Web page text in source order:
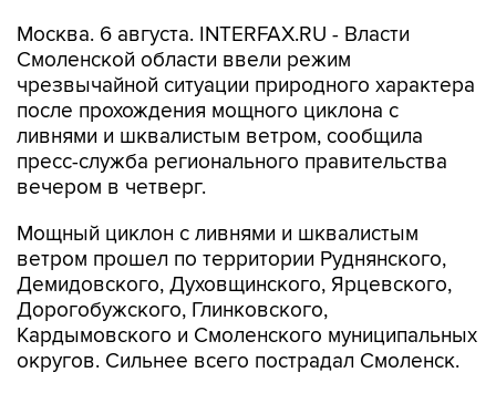
Москва. 6 августа. INTERFAX.RU - Власти
Смоленской области ввели режим
чрезвычайной ситуации природного характера
после прохождения мощного циклона с
ливнями и шквалистым ветром, сообщила
пресс-служба регионального правительства
вечером в четверг.
Мощный циклон с ливнями и шквалистым
ветром прошел по территории Руднянского,
Демидовского, Духовщинского, Ярцевского,
Дорогобужского, Глинковского,
Кардымовского и Смоленского муниципальных
округов. Сильнее всего пострадал Смоленск.